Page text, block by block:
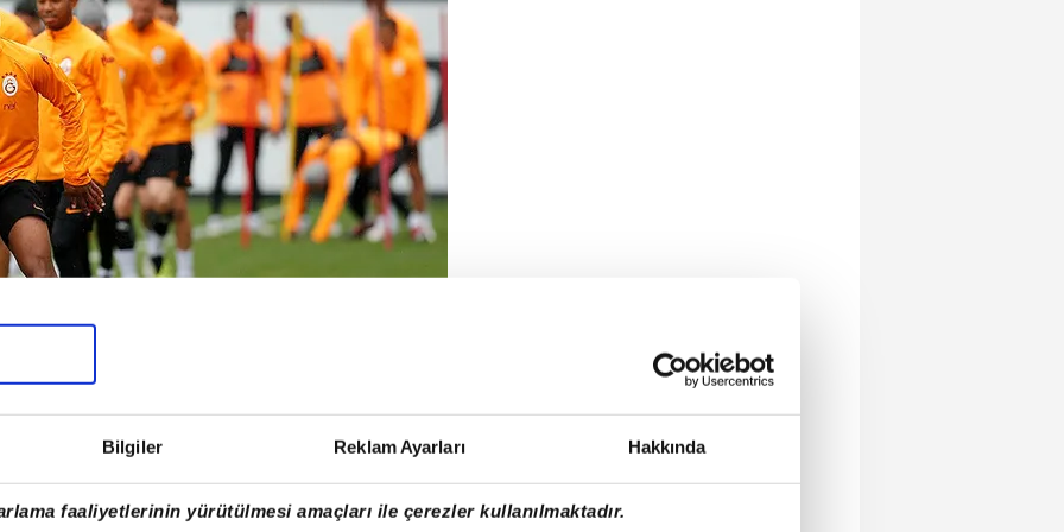
Bilgiler Reklam Ayarları Hakkında
faaliyetlerinin yürütülmesi amaçları ile çerezler kullanılmaktadır.
oyuncunun kulüpten alacağı